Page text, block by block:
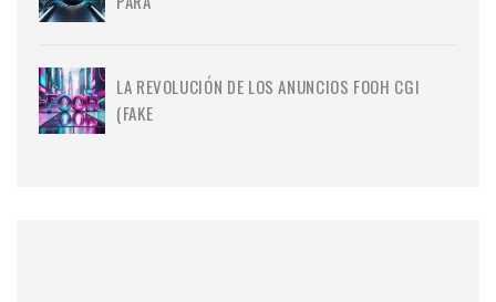
LA REVOLUCIÓN DE LOS ANUNCIOS FOOH CGI
(FAKE